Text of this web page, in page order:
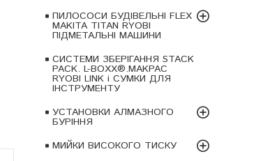
ПИЛОСОСИ БУДІВЕЛЬНІ FLEX
MAKITA TITAN RYOBI
ПІДМЕТАЛЬНІ МАШИНИ
СИСТЕМИ ЗБЕРІГАННЯ STACK
PACK. L-BOXX®.MAKPAC
RYOBI LINK і СУМКИ ДЛЯ
ІНСТРУМЕНТУ
УСТАНОВКИ АЛМАЗНОГО
БУРІННЯ
МИЙКИ ВИСОКОГО ТИСКУ